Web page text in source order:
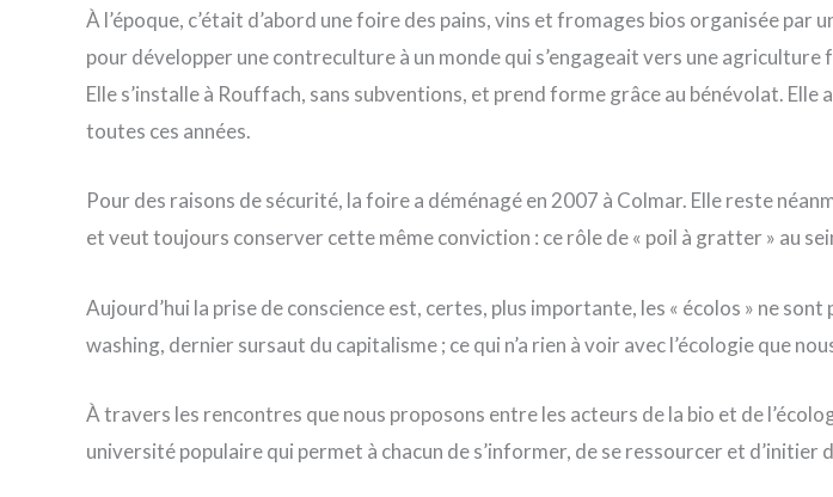
À l’époque, c’était d’abord une foire des pains, vins et fromages bios organisée
pour développer une contreculture à un monde qui s’engageait vers une
Elle s’installe à Rouffach, sans subventions, et prend forme grâce au bénévolat.
toutes ces années.
Pour des raisons de sécurité, la foire a déménagé en 2007 à Colmar. Elle reste
et veut toujours conserver cette même conviction : ce rôle de « poil à gratter » au
Aujourd’hui la prise de conscience est, certes, plus importante, les « écolos » ne
washing, dernier sursaut du capitalisme ; ce qui n’a rien à voir avec l’écologie que
À travers les rencontres que nous proposons entre les acteurs de la bio et de
université populaire qui permet à chacun de s’informer, de se ressourcer et d’initier